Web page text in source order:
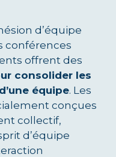
d’équipe
conférences
offrent des
consolider les
équipe. Les
conçues
collectif,
d’équipe